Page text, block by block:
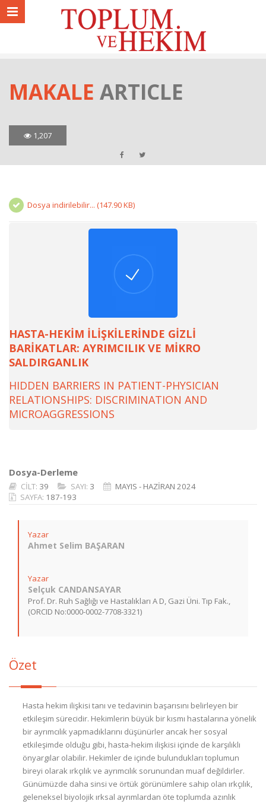
MAKALE ARTICLE
1,207
Dosya indirilebilir... (147.90 KB)
HASTA-HEKİM İLİŞKİLERİNDE GİZLİ
BARİKATLAR: AYRIMCILIK VE MİKRO
SALDIRGANLIK
HIDDEN BARRIERS IN PATIENT-PHYSICIAN
RELATIONSHIPS: DISCRIMINATION AND
MICROAGGRESSIONS
Dosya-Derleme
CİLT: 39 SAYI: 3
MAYIS - HAZİRAN 2024
SAYFA: 187-193
Yazar
Ahmet Selim BAŞARAN
Yazar
Selçuk CANDANSAYAR
Prof. Dr. Ruh Sağlığı ve Hastalıkları A D, Gazi Üni. Tıp Fak.,
(ORCID No:0000-0002-7708-3321)
Özet
Hasta hekim ilişkisi tanı ve tedavinin başarısını belirleyen bir
etkileşim sürecidir. Hekimlerin büyük bir kısmı hastalarına yönelik
bir ayrımcılık yapmadıklarını düşünürler ancak her sosyal
etkileşimde olduğu gibi, hasta-hekim ilişkisi içinde de karşılıklı
önyargılar olabilir. Hekimler de içinde bulundukları toplumun
bireyi olarak ırkçılık ve ayrımcılık sorunundan muaf değildirler.
Günümüzde daha sinsi ve örtük görünümlere sahip olan ırkçılık,
geleneksel biyolojik ırksal ayrımlardan öte toplumda azınlık